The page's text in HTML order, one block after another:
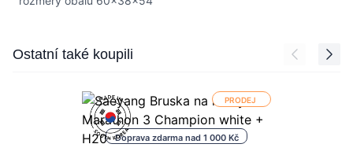
Press to skip carousel
Ostatní také koupili
PRODEJ
Doprava zdarma nad 1 000 Kč